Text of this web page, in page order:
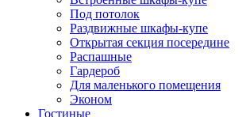
Под потолок
Раздвижные шкафы-купе
Открытая секция посередине
Распашные
Гардероб
Для маленького помещения
Эконом
Гостиные